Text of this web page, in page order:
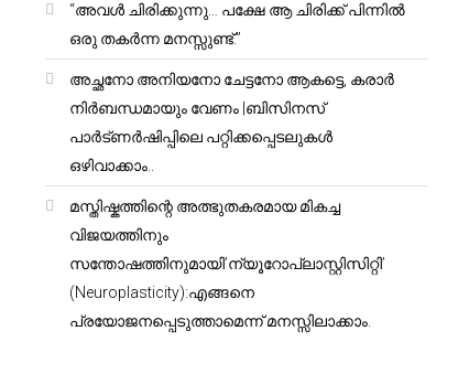
“അവൾ ചിരിക്കുന്നു… പക്ഷേ ആ ചിരിക്ക് പിന്നിൽ
ഒരു തകർന്ന മനസ്സുണ്ട്.”
അച്ഛനോ അനിയനോ ചേട്ടനോ ആകട്ടെ, കരാർ
നിർബന്ധമായും വേണം |ബിസിനസ്
പാർട്ണർഷിപ്പിലെ പറ്റിക്കപ്പെടലുകൾ
ഒഴിവാക്കാം..
മസ്തിഷ്കത്തിന്റെ അത്ഭുതകരമായ മികച്ച
വിജയത്തിനും
സന്തോഷത്തിനുമായി’ന്യൂറോപ്ലാസ്റ്റിസിറ്റി’
(Neuroplasticity):എങ്ങനെ
പ്രയോജനപ്പെടുത്താമെന്ന് മനസ്സിലാക്കാം.